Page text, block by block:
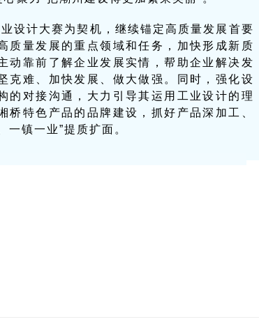
设计大赛为契机，继续锚定高质量发展首要
质量发展的重点领域和任务，加快形成新质
动靠前了解企业发展实情，帮助企业解决发
克难、加快发展、做大做强。同时，强化设
的对接沟通，大力引导其运用工业设计的理
特色产品的品牌建设，抓好产品深加工、
一镇一业”提质扩面。